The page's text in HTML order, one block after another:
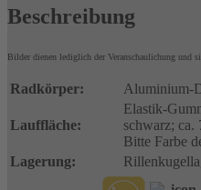
Beschreibung
Bilder dienen lediglich der Veranschaulichung und
Radkörper: Aluminium-
Lauffläche:
Elastik-
schwarz; ca.
Bitte Farbe
Lagerung: